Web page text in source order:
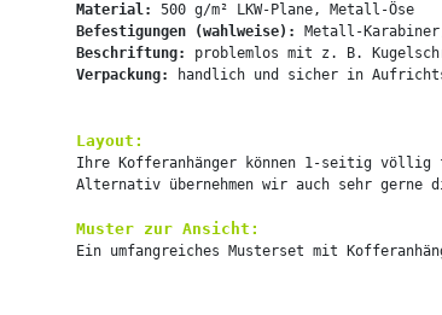
Material:
Befestigungen (wahlweise):
Beschriftung:
Verpackung:
handlich und sicher in
Layout:
Ihre Kofferanhänger können 1-seitig völlig
Alternativ übernehmen wir auch sehr
Muster zur Ansicht:
Ein umfangreiches Musterset mit